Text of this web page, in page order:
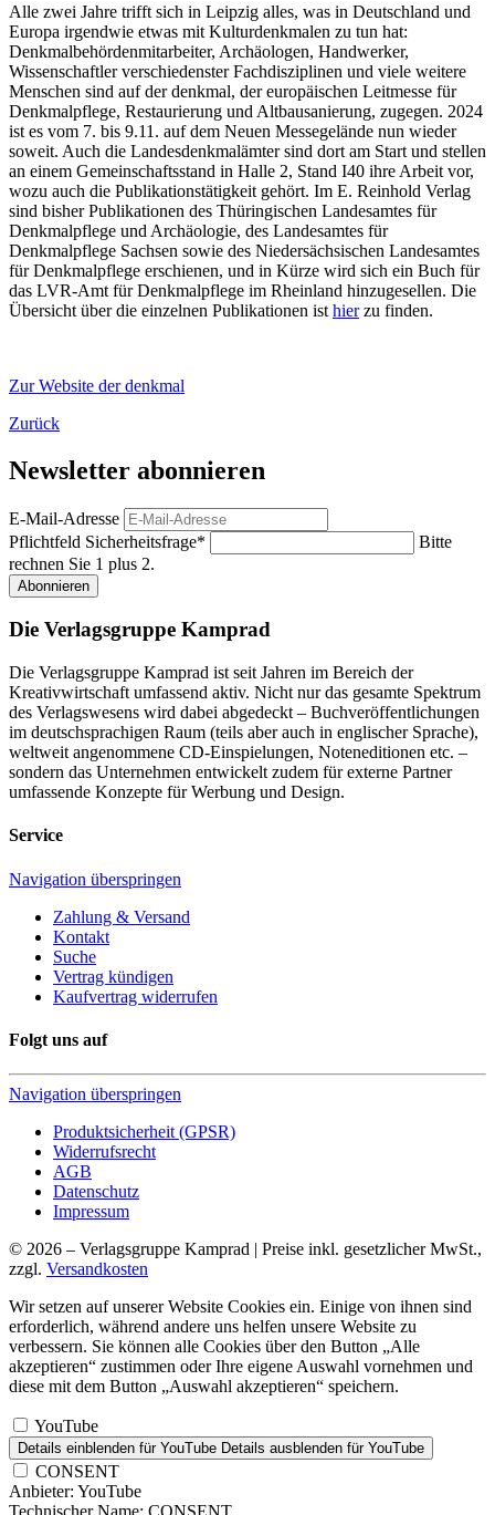
Alle zwei Jahre trifft sich in Leipzig alles, was in Deutschland und
Europa irgendwie etwas mit Kulturdenkmalen zu tun hat:
Denkmalbehördenmitarbeiter, Archäologen, Handwerker,
Wissenschaftler verschiedenster Fachdisziplinen und viele weitere
Menschen sind auf der denkmal, der europäischen Leitmesse für
Denkmalpflege, Restaurierung und Altbausanierung, zugegen. 2024
ist es vom 7. bis 9.11. auf dem Neuen Messegelände nun wieder
soweit. Auch die Landesdenkmalämter sind dort am Start und stellen
an einem Gemeinschaftsstand in Halle 2, Stand I40 ihre Arbeit vor,
wozu auch die Publikationstätigkeit gehört. Im E. Reinhold Verlag
sind bisher Publikationen des Thüringischen Landesamtes für
Denkmalpflege und Archäologie, des Landesamtes für
Denkmalpflege Sachsen sowie des Niedersächsischen Landesamtes
für Denkmalpflege erschienen, und in Kürze wird sich ein Buch für
das LVR-Amt für Denkmalpflege im Rheinland hinzugesellen. Die
Übersicht über die einzelnen Publikationen ist hierzu finden.
Zur Website der denkmal
Zurück
Newsletter abonnieren
E-Mail-Adresse
Pflichtfeld Sicherheitsfrage*
Bitte
rechnen Sie 1 plus 2.
Abonnieren
Die Verlagsgruppe Kamprad
Die Verlagsgruppe Kamprad ist seit Jahren im Bereich der
Kreativwirtschaft umfassend aktiv. Nicht nur das gesamte Spektrum
des Verlagswesens wird dabei abgedeckt – Buchveröffentlichungen
im deutschsprachigen Raum (teils aber auch in englischer Sprache),
weltweit angenommene CD-Einspielungen, Noteneditionen etc. –
sondern das Unternehmen entwickelt zudem für externe Partner
umfassende Konzepte für Werbung und Design.
Service
Navigation überspringen
Zahlung & Versand
Kontakt
Suche
Vertrag kündigen
Kaufvertrag widerrufen
Folgt uns auf
Navigation überspringen
Produktsicherheit (GPSR)
Widerrufsrecht
AGB
Datenschutz
Impressum
© 2026 – Verlagsgruppe Kamprad | Preise inkl. gesetzlicher MwSt.,
zzgl. Versandkosten
Wir setzen auf unserer Website Cookies ein. Einige von ihnen sind
erforderlich, während andere uns helfen unsere Website zu
verbessern. Sie können alle Cookies über den Button „Alle
akzeptieren“ zustimmen oder Ihre eigene Auswahl vornehmen und
diese mit dem Button „Auswahl akzeptieren“ speichern.
YouTube
Details einblenden für YouTube Details ausblenden für YouTube
CONSENT
Anbieter: YouTube